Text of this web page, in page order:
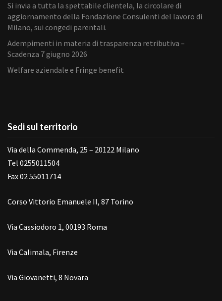
Si invia a tutta la spettabile clientela, la circolare di
aggiornamento della Fondazione Consulenti del lavoro di
Milano, sui congedi parentali.
Adempimenti in materia di trasparenza retributiva –
Scadenza 7 giugno 2026
Welfare aziendale e Fringe benefit
Sedi sul territorio
Via della Commenda, 25 – 20122 Milano
Tel 0255011504
Fax 02 55011714
Corso Vittorio Emanuele II, 87 Torino
Via Cassiodoro 1, 00193 Roma
Via Calimala, Firenze
Via Giovanetti, 8 Novara